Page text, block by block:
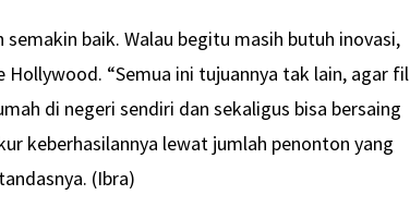
baik. Walau begitu masih butuh inovasi,
“Semua ini tujuannya tak lain, agar
di negeri sendiri dan sekaligus bisa bersaing
keberhasilannya lewat jumlah penonton yang
(Ibra)